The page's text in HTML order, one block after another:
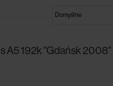
A5 192k "Gdańsk 2008"